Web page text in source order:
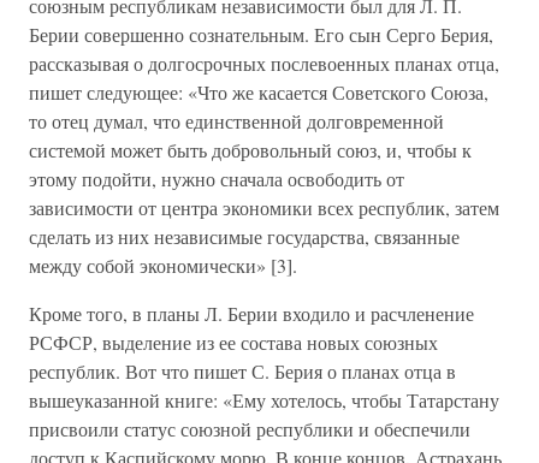
союзным республикам независимости был для Л. П.
Берии совершенно сознательным. Его сын Серго Берия,
рассказывая о долгосрочных послевоенных планах отца,
пишет следующее: «Что же касается Советского Союза,
то отец думал, что единственной долговременной
системой может быть добровольный союз, и, чтобы к
этому подойти, нужно сначала освободить от
зависимости от центра экономики всех республик, затем
сделать из них независимые государства, связанные
между собой экономически» [3].
Кроме того, в планы Л. Берии входило и расчленение
РСФСР, выделение из ее состава новых союзных
республик. Вот что пишет С. Берия о планах отца в
вышеуказанной книге: «Ему хотелось, чтобы Татарстану
присвоили статус союзной республики и обеспечили
доступ к Каспийскому морю. В конце концов, Астрахань